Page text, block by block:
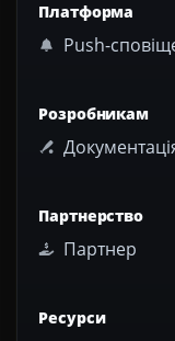
Платформа
Push-
Розробникам
Партнерство
Партнер
Ресурси